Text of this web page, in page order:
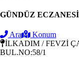
GÜNDÜZ ECZANESİ
Ara
Konum
İLKADIM / FEVZİ
BUL.NO:58/1